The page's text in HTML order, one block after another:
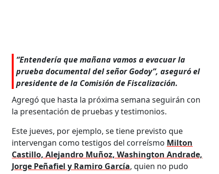
“Entendería que mañana vamos a evacuar la
prueba documental del señor Godoy”, aseguró el
presidente de la Comisión de Fiscalización.
Agregó que hasta la próxima semana seguirán con
la presentación de pruebas y testimonios.
Este jueves, por ejemplo, se tiene previsto que
intervengan como testigos del correísmo Milton
Castillo, Alejandro Muñoz, Washington Andrade,
Jorge Peñafiel y Ramiro García, quien no pudo